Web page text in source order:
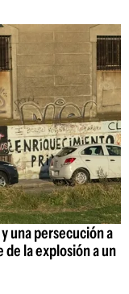
una persecución a
de la explosión a un